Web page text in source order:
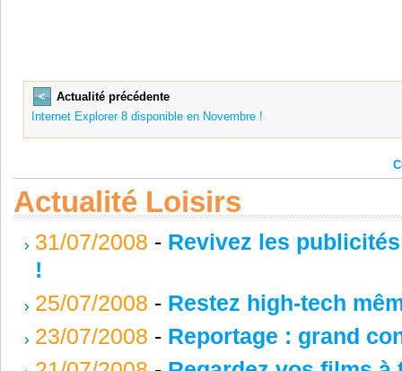
<
Actualité précédente
Internet Explorer 8 disponible en Novembre !
Actualité Loisirs
31/07/2008 - Revivez les
!
25/07/2008 - Restez high-tech
23/07/2008 - Reportage : grand